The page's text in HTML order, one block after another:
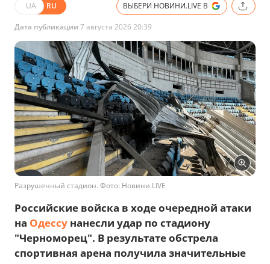
UA RU ВЫБЕРИ НОВИНИ.LIVE В
Дата публикации 7 августа 2026 20:39
Разрушенный стадион. Фото: Новини.LIVE
Российские войска в ходе очередной атаки
на Одессу нанесли удар по стадиону
"Черноморец". В результате обстрела
спортивная арена получила значительные